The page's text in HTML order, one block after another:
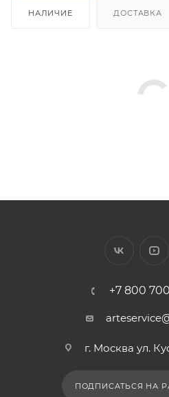
НАЛИЧИЕ ДОСТАВКА
+7 800
г. Москва ул.
ПОДПИСАТЬСЯ НА